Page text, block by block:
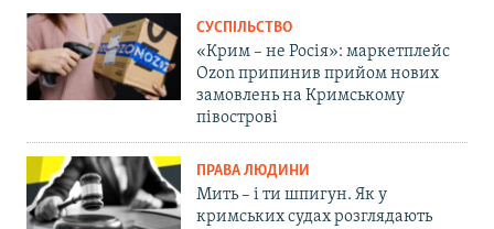
СУСПІЛЬСТВО
«Крим – не Росія»: маркетплейс
Ozon припинив прийом нових
замовлень на Кримському
півострові
ПРАВА ЛЮДИНИ
Мить – і ти шпигун. Як у
кримських судах розглядають